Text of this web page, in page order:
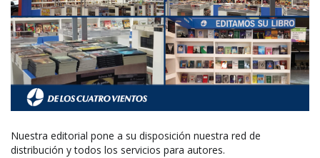
Nuestra editorial pone a su disposición nuestra red de
distribución y todos los servicios para autores.